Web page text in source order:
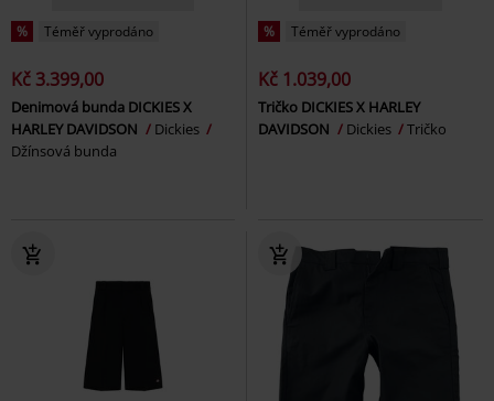
% Téměř vyprodáno
Kč 3.399,00
Denimová bunda DICKIES X
HARLEY DAVIDSON
Dickies
Džínsová bunda
% Téměř vyprodáno
Kč 1.039,00
Tričko DICKIES X HARLEY
DAVIDSON
Dickies Tričko